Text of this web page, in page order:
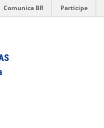
Comunica BR Participe